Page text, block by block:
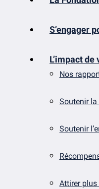
S’engager
L’impact de
Nos
Soutenir la
Soutenir
Attirer plus